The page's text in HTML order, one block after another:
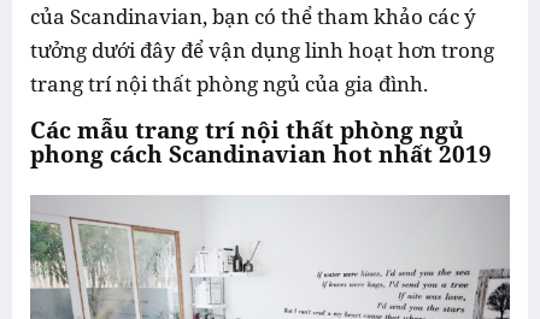
của Scandinavian, bạn có thể tham khảo các ý
tưởng dưới đây để vận dụng linh hoạt hơn trong
trang trí nội thất phòng ngủ của gia đình.
Các mẫu trang trí nội thất phòng ngủ
phong cách Scandinavian hot nhất 2019